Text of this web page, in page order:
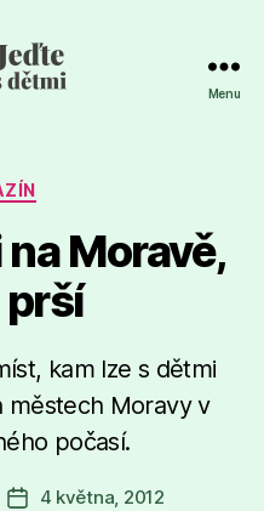
Menu
Moravě,
kam lze s dětmi
městech Moravy v
počasí.
Datum
4 května, 2012